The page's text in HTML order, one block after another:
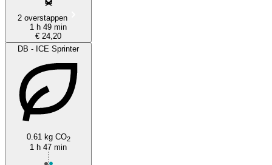
2 overstappen
1 h 49 min
€ 24,20
DB - ICE Sprinter
0.61 kg CO2
1 h 47 min